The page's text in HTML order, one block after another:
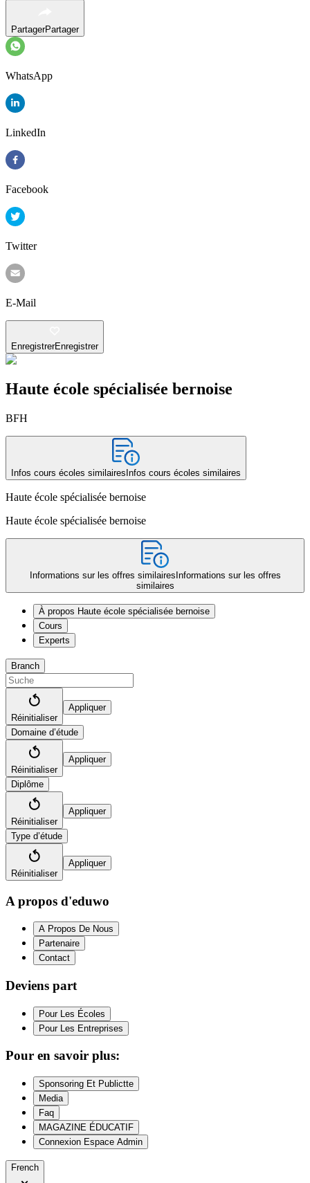
PartagerPartager
WhatsApp
LinkedIn
Facebook
Twitter
E-Mail
EnregistrerEnregistrer
Haute école spécialisée bernoise
BFH
Infos cours écoles similaires Infos cours écoles similaires
Haute école spécialisée bernoise
Haute école spécialisée bernoise
Informations sur les offres similaires Informations sur les offres
similaires
À propos Haute école spécialisée bernoise
Cours
Experts
Branch
Réinitialiser
Appliquer
Domaine d’étude
Réinitialiser
Appliquer
Diplôme
Réinitialiser
Appliquer
Type d’étude
Réinitialiser
Appliquer
A propos d'eduwo
A Propos De Nous
Partenaire
Contact
Deviens part
Pour Les Écoles
Pour Les Entreprises
Pour en savoir plus:
Sponsoring Et Publictte
Media
Faq
MAGAZINE ÉDUCATIF
Connexion Espace Admin
French